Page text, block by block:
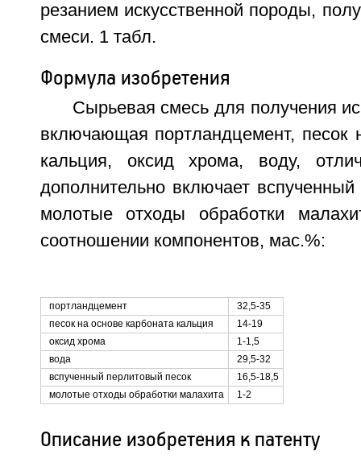
резанием искусственной породы,
смеси. 1 табл.
Формула изобретения
Сырьевая смесь для получения
включающая портландцемент, песок
кальция, оксид хрома, воду,
дополнительно включает
молотые отходы обработки
соотношении компонентов, мас.%:
портландцемент
32,5-35
песок на основе карбоната кальция
14-19
оксид хрома
1-1,5
вода
29,5-32
вспученный перлитовый песок
16,5-18,5
молотые отходы обработки малахита
1-2
Описание изобретения к патенту